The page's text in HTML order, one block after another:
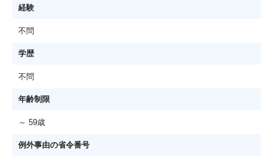
経験
不問
学歴
不問
年齢制限
～ 59歳
例外事由の省令番号